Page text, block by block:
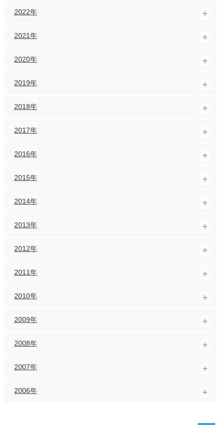
2022年
2021年
2020年
2019年
2018年
2017年
2016年
2015年
2014年
2013年
2012年
2011年
2010年
2009年
2008年
2007年
2006年